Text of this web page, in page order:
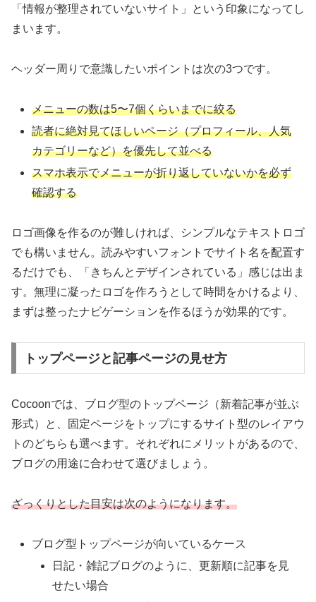
「情報が整理されていないサイト」という印象になってし
まいます。
ヘッダー周りで意識したいポイントは次の3つです。
メニューの数は5〜7個くらいまでに絞る
読者に絶対見てほしいページ（プロフィール、人気
カテゴリーなど）を優先して並べる
スマホ表示でメニューが折り返していないかを必ず
確認する
ロゴ画像を作るのが難しければ、シンプルなテキストロゴ
でも構いません。読みやすいフォントでサイト名を配置す
るだけでも、「きちんとデザインされている」感じは出ま
す。無理に凝ったロゴを作ろうとして時間をかけるより、
まずは整ったナビゲーションを作るほうが効果的です。
トップページと記事ページの見せ方
Cocoonでは、ブログ型のトップページ（新着記事が並ぶ
形式）と、固定ページをトップにするサイト型のレイアウ
トのどちらも選べます。それぞれにメリットがあるので、
ブログの用途に合わせて選びましょう。
ざっくりとした目安は次のようになります。
ブログ型トップページが向いているケース
日記・雑記ブログのように、更新順に記事を見
せたい場合